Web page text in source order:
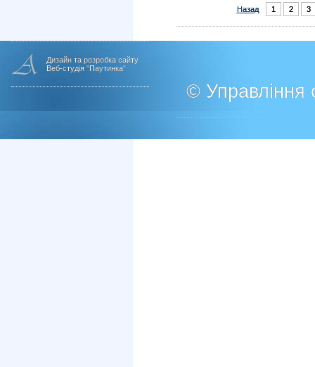
Назад 1 2 3
Дизайн та розробка сайту
Веб-студія "Паутинка"
© Управління